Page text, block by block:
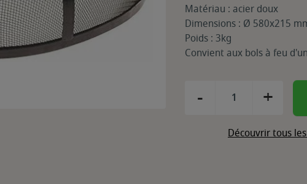
Matériau : acier doux
Dimensions : Ø 580x215
Poids : 3kg
Convient aux bols à feu
- +
Découvrir tous